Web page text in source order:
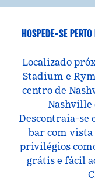
HOSPEDE-SE
Localizado
Stadium e
centro de
Nashville
Descontraia-se
bar com vista
privilégios
grátis e fácil